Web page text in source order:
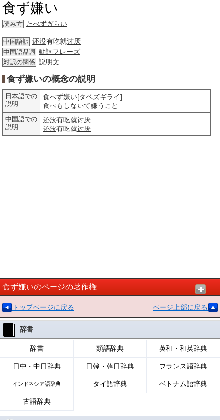
食ず嫌い
読み方 たべずぎらい
中国語訳 还没有吃就讨厌
中国語品詞 動詞フレーズ
対訳の関係 説明文
食ず嫌いの概念の説明
日本語での
説明
食べず嫌い[タベズギライ]
食べもしないで嫌うこと
中国語での
説明
还没有吃就讨厌
还没有吃就讨厌
食ず嫌いのページの著作権
トップページに戻る ページ上部に戻る
辞書
辞書 類語辞典 英和・和英辞典
日中・中日辞典 日韓・韓日辞典 フランス語辞典
インドネシア語辞典 タイ語辞典 ベトナム語辞典
古語辞典